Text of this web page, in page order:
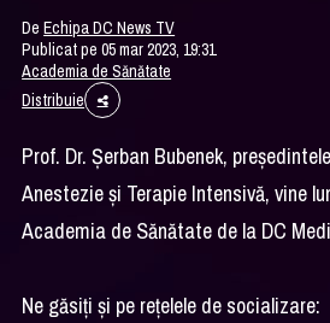
DeEchipa DC News TV
Publicat pe 05 mar 2023, 19:31
Academia de Sănătate
Distribuie
Prof. Dr. Șerban Bubenek,
Anestezie și Terapie Intensivă, vine
Academia de Sănătate de la DC
Ne găsiți și pe rețelele de socializare: